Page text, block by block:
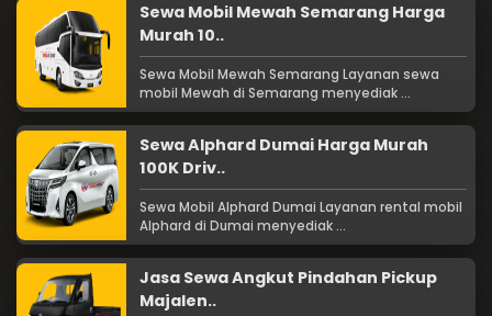
Sewa Mobil Mewah Semarang Harga
Murah 10..
Sewa Mobil Mewah Semarang Layanan sewa
mobil Mewah di Semarang menyediak ...
Sewa Alphard Dumai Harga Murah
100K Driv..
Sewa Mobil Alphard Dumai Layanan rental mobil
Alphard di Dumai menyediak ...
Jasa Sewa Angkut Pindahan Pickup
Majalen..